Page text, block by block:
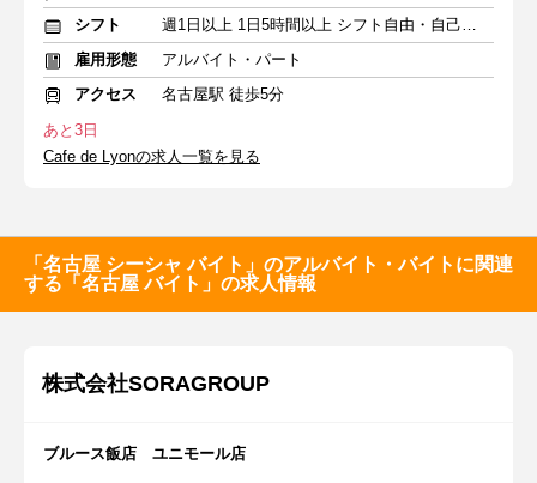
シフト
週1日以上 1日5時間以上 シフト自由・自己申告
雇用形態
アルバイト・パート
アクセス
名古屋駅 徒歩5分
あと3日
Cafe de Lyonの求人一覧を見る
「名古屋 シーシャ バイト」のアルバイト・バイトに関連
する「名古屋 バイト」の求人情報
株式会社SORAGROUP
ブルース飯店 ユニモール店